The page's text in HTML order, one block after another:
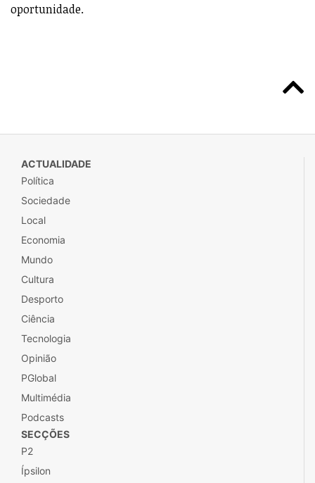
oportunidade.
ACTUALIDADE
Política
Sociedade
Local
Economia
Mundo
Cultura
Desporto
Ciência
Tecnologia
Opinião
PGlobal
Multimédia
Podcasts
SECÇÕES
P2
Ípsilon